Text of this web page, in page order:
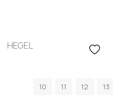
HEGEL
10 11 12 13